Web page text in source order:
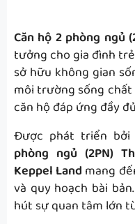
Căn hộ 2 phòng ngủ
tưởng cho gia đình
sở hữu không gian
môi trường sống chất
căn hộ đáp ứng đầy
Được phát triển bởi
phòng ngủ (2PN)
Keppel Land mang
và quy hoạch bài
hút sự quan tâm lớn